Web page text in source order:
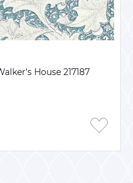
House 217187